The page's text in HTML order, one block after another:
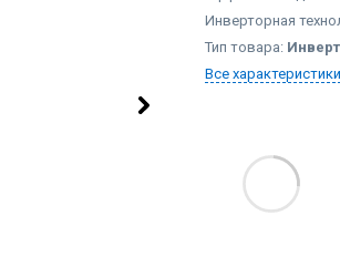
Инверторная
Тип товара:
Все характеристики